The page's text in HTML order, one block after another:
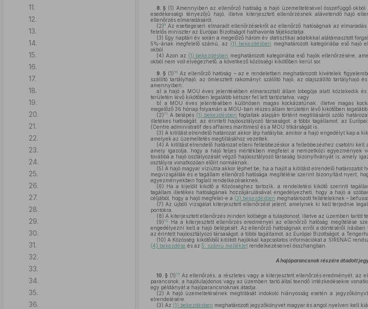
11.
12.
13.
14.
15.
16.
17.
18.
19.
20.
21.
22.
23.
24.
25.
26.
27.
28.
29.
30.
31.
32.
33.
34.
35.
36.
8. § (1) Amennyiben az ellenőrző hatóság a hajó üzemeltetésével összefüggő
esedékességi tényezőjű hajó, illetve kiterjesztett ellenőrzésnek alávetendő hajó
ellenőrzés elmaradásáról.
(2)9Az esetlegesen elmaradt ellenőrzésekről az ellenőrző hatóságnak az
felelős miniszter az Európai Bizottságot hathavonta tájékoztatja.
(3) Egy naptári év során a megelőző három év statisztikai adatokkal alátámasztott
5%-ának megfelelő számú, az (1) bekezdésben meghatározott kategóriába eső hajó
okból.
(4) Azon az (1) bekezdésben meghatározott kategóriába eső hajók ellenőrzésére,
okból nem volt elvégezhető, a következő közösségi kikötőben kerül sor.
9. § (1) 10Az ellenőrző hatóság – az e rendeletben meghatározott kivételek
szállító tartályhajó, az ömlesztett rakományt szállító hajó, az olajszállító tartályhajó
amennyiben:
a) a hajó a MOU éves jelentésében elmarasztalt állam lobogója alatt közlekedik
területén lévő kikötőben legalább kétszer fel lett tartóztatva, vagy
b) a MOU éves jelentésében különösen magas kockázatúnak, illetve magas
megelőző 36 hónap folyamán a MOU-ban részes állam területén lévő kikötőben
(2) 11 A belépés (1) bekezdésben foglaltak alapján történt megtiltásáról szóló
illetékes hatóságát, az érintett hajóosztályozó társaságot, a többi tagállamot, az
(Centre administratif des affaires maritimes) és a MOU titkárságát is.
(3) A kitiltást elrendelő határozat akkor lép hatályba, amikor a hajó engedélyt kap a
amelyek az üzemeltetés megtiltásához vezettek.
(4) A kitiltást elrendelő határozat elleni fellebbezéskor a fellebbezéshez csatolni kell
amely igazolja, hogy a hajó teljes mértékben megfelel a nemzetközi egyezmények
továbbá a hajó osztályozását végző hajóosztályozó társaság bizonyítványát is, amely
osztályra vonatkozóan előírt normáknak.
(5) A hajó magyar víziútra akkor léphet be, ha a hajót a kitiltást elrendelő határozatot
megvizsgálták és e tagállam ellenőrző hatósága megítélése szerint bizonyítást nyert,
egyezményekben foglalt rendelkezéseknek.
(6) Ha a kijelölt kikötő a Közösséghez tartozik, a rendeltetési kikötő szerinti
tagállam illetékes hatóságának hozzájárulásával engedélyezheti, hogy a hajó a
céljából, hogy a hajó megfelel-e a (3) bekezdésben meghatározott feltételeknek –
(7) Az újbóli vizsgálat kiterjesztett ellenőrzést jelent, amelynek ki kell terjednie
pontokra.
(8) A kiterjesztett ellenőrzés minden költsége a tulajdonost, illetve az üzemben tartót
(9) 12 Ha a kiterjesztett ellenőrzés eredményei az ellenőrző hatóság megítélése
engedélyezni kell a hajó belépését. Az ellenőrző hatóságnak erről a döntéséről
az érintett hajóosztályozó társaságot, a többi tagállamot, az Európai Bizottságot, a
(10) A Közösség kikötőiből kitiltott hajókkal kapcsolatos információkat a SIRENAC
(4) bekezdése és az 5. számú mellékletrendelkezéseivel összhangban.
A hajóparancsnok részére átadott
10. § (1) 13Az ellenőrzés, a részletes vagy a kiterjesztett ellenőrzés eredményét, az
parancsnok, a hajótulajdonos vagy az üzemben tartó által teendő intézkedésekre
egy példányát a hajóparancsnoknak átadja.
(2) A hajó üzemeltetésének megtiltását indokoló hiányosság esetén a
elrendelésére.
(3) Az (1) bekezdésben meghatározott jegyzőkönyvet magyar és angol nyelven kell